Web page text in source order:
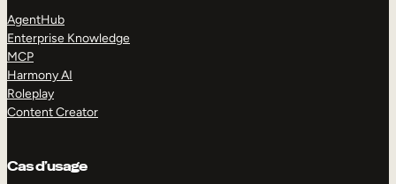
AgentHub
Enterprise Knowledge
MCP
Harmony AI
Roleplay
Content Creator
Cas d’usage